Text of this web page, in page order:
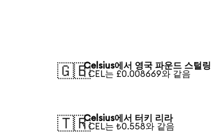
🇬🇧Celsius에서 영국 파운드 스털링
1 CEL는 £0.008669와 같음
🇹🇷Celsius에서 터키 리라
1 CEL는 ₺0.558와 같음